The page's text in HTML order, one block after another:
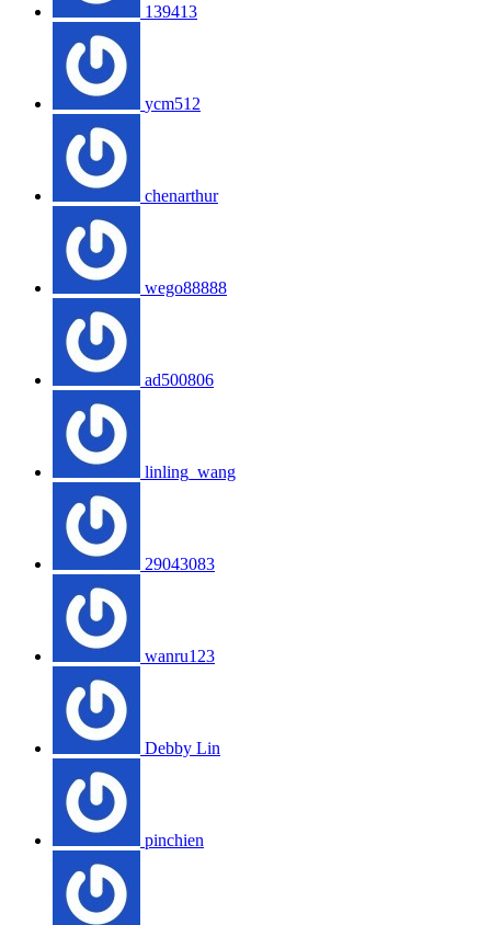
139413
ycm512
chenarthur
wego88888
ad500806
linling_wang
29043083
wanru123
Debby Lin
pinchien